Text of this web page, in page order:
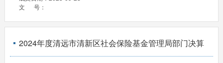
文 号：
2024年度清远市清新区社会保险基金管理局部门决算